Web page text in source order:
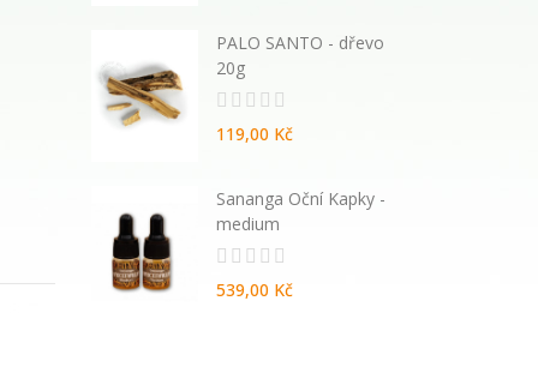
PALO SANTO - dřevo
20g
119,00 Kč
Sananga Oční Kapky -
medium
539,00 Kč